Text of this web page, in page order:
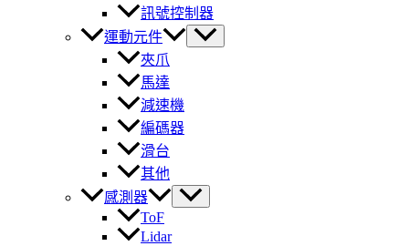
訊號控制器
運動元件
夾爪
馬達
減速機
編碼器
滑台
其他
感測器
ToF
Lidar